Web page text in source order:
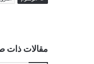
مقالات ذات